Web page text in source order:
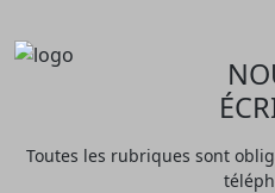
Toutes les rubriques sont